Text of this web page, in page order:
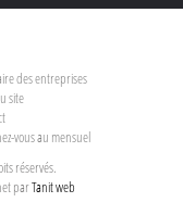
des entreprises
site
vous au mensuel
réservés.
parTanit web